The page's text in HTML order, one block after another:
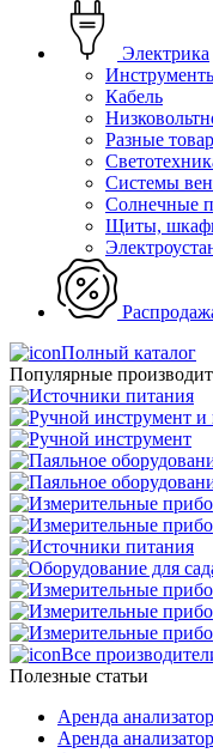
Электрика
Кабель
Разные
Системы
Солнечные
Щиты,
Полный каталог
Популярные
Все
Полезные статьи
Аренда
Аренда